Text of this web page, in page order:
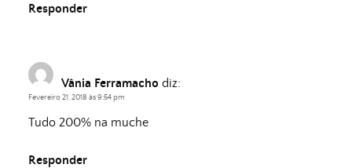
Responder
Vânia Ferramacho diz:
Fevereiro 21, 2018 às 9:54 pm
Tudo 200% na muche
Responder